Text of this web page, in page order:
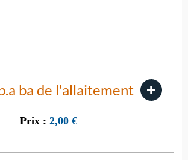
ba de l'allaitement
Prix : 2,00 €